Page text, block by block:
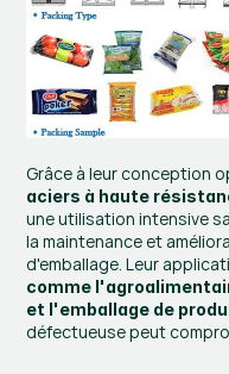
aciers à haute
une utilisation intensive
la maintenance et
d'emballage. Leur
comme
et l'emballage de
défectueuse peut